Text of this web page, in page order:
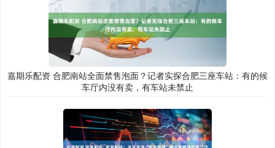
嘉期乐配资 合肥南站全面禁售泡面？记者实探合肥三座车站：有的候
车厅内没有卖，有车站未禁止